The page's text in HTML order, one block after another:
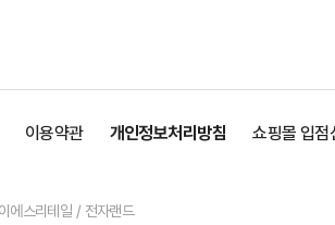
이용약관 개인정보처리방침 쇼핑몰 입점
에스리테일 / 전자랜드